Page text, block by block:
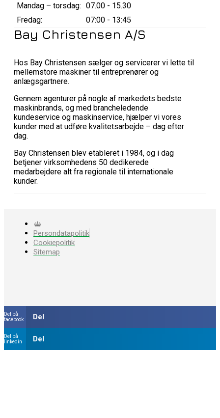
Mandag – torsdag: 07.00 - 15.30
Fredag:
07:00 - 13:45
Bay Christensen A/S
Hos Bay Christensen sælger og servicerer vi lette til
mellemstore maskiner til entreprenører og
anlægsgartnere.
Gennem agenturer på nogle af markedets bedste
maskinbrands, og med brancheledende
kundeservice og maskinservice, hjælper vi vores
kunder med at udføre kvalitetsarbejde – dag efter
dag.
Bay Christensen blev etableret i 1984, og i dag
betjener virksomhedens 50 dedikerede
medarbejdere alt fra regionale til internationale
kunder.
Persondatapolitik
Cookiepolitik
Sitemap
Del på
facebook
Del
Del på
linkedin
Del